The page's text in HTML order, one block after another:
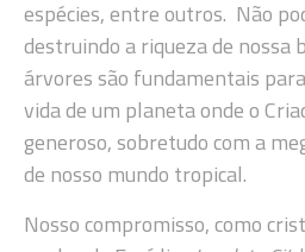
espécies, entre outros. Não
destruindo a riqueza de nossa
árvores são fundamentais
vida de um planeta onde o
generoso, sobretudo com a
de nosso mundo tropical.
Nosso compromisso, como